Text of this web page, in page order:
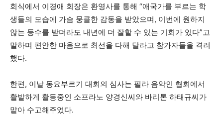
회식에서 이경애 회장은 환영사를 통해 “애국가를 부르는 학
생들의 모습에 가슴 뭉클한 감동을 받았으며, 이번에 원하지
않는 등수를 받더라도 내년에 더 잘할 수 있는 기회가 있다”고
말하며 편안한 마음으로 최선을 다해 달라고 참가자들을 격려
했다.
한편, 이날 동요부르기 대회의 심사는 필라 음악인 협회에서
활발하게 활동중인 소프라노 양경신씨와 바리톤 하태규씨가
맡아 수고해주었다.